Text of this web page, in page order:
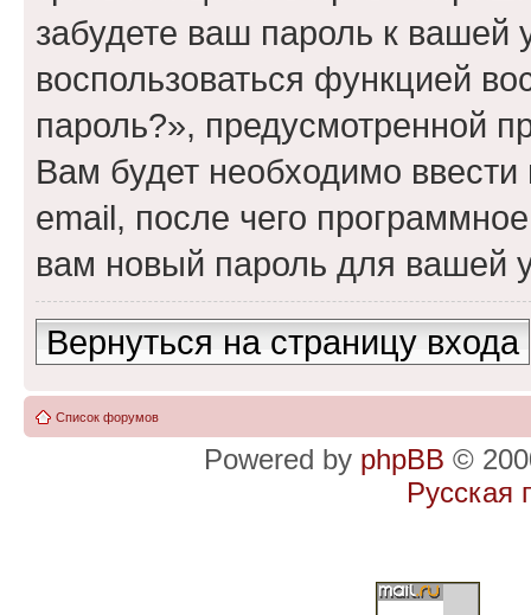
забудете ваш пароль к вашей
воспользоваться функцией
пароль?», предусмотренной
Вам будет необходимо
email, после чего
вам новый пароль для вашей
Вернуться на страницу входа
Список форумов
Powered by phpBB ©
Русская